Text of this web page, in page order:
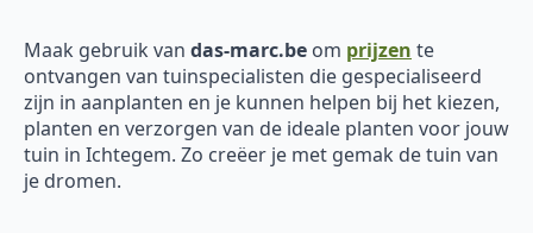
Maak gebruik van das-marc.be om prijzen te
ontvangen van tuinspecialisten die gespecialiseerd
zijn in aanplanten en je kunnen helpen bij het kiezen,
planten en verzorgen van de ideale planten voor jouw
tuin in Ichtegem. Zo creëer je met gemak de tuin van
je dromen.